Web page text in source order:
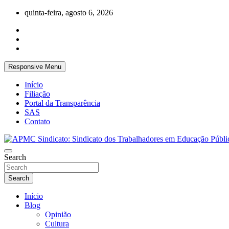
Skip
content
quinta-feira, agosto 6, 2026
Responsive Menu
Início
Filiação
Portal da Transparência
SAS
Contato
APMC Sindicato: Sindicato dos
APMC Sindicato dos Trabalhadores em educação pública do
Search
Search
Início
Blog
Opinião
Cultura